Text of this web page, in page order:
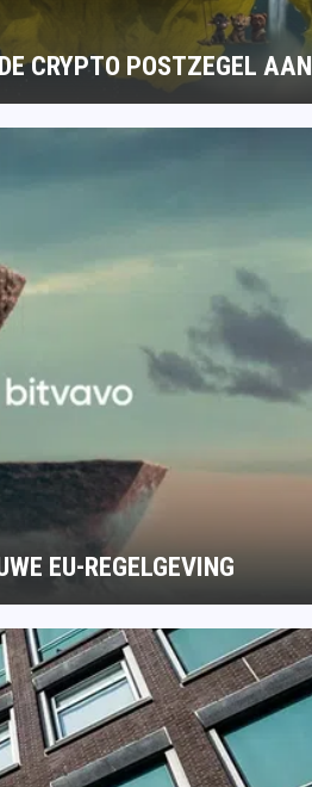
CRYPTO POSTZEGEL AAN
EU-REGELGEVING